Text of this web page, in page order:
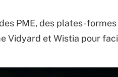
PME, des plates-
Vidyard et Wistia pour